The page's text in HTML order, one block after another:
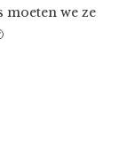
moeten we ze